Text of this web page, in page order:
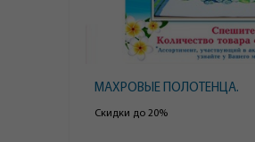
МАХРОВЫЕ ПОЛОТЕНЦА.
Скидки до 20%